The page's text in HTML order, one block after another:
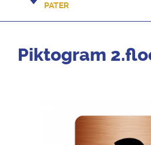
PATER
Piktogram